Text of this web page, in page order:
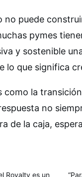
no puede
pymes
y sostenible
lo que significa
como la
no
de la caja,
Royalty es un